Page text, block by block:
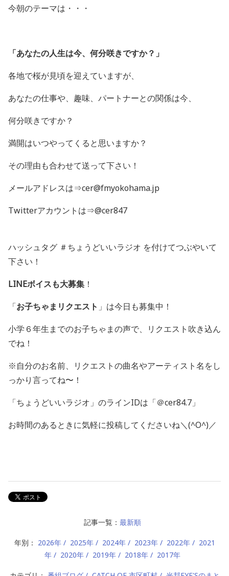
今朝のテーマは・・・
「あなたの人生は今、何分咲きですか？ 」
各地で桜が見頃を迎えていますが、
あなたの仕事や、趣味、パートナーとの関係は今、
何分咲きですか？
満開はいつやってくると思いますか？
その理由も合わせて送って下さい！
メールアドレスは⇒cer@fmyokohama.jp
Twitterアカウントは⇒@cer847
ハッシュタグ ＃ちょうどいいラジオ を付けてつぶやいて
下さい！
LINEボイスも大募集 ！
「お子ちゃまリクエスト 」は今日も募集中！
小学６年生までのお子ちゃまの声で、リクエスト吹き込ん
でね！
※自分のお名前、リクエストの曲名やアーティスト名をし
っかり言ってね〜！
「ちょうどいいラジオ」のラインIDは「＠cer84.7」
お時間のあるときに気軽に投稿してくださいね＼(^O^)／
記事一覧： 最新順
年別： 2026年 2025年 2024年 2023年 2022年
2021
年
2020年 2019年 2018年 2017年